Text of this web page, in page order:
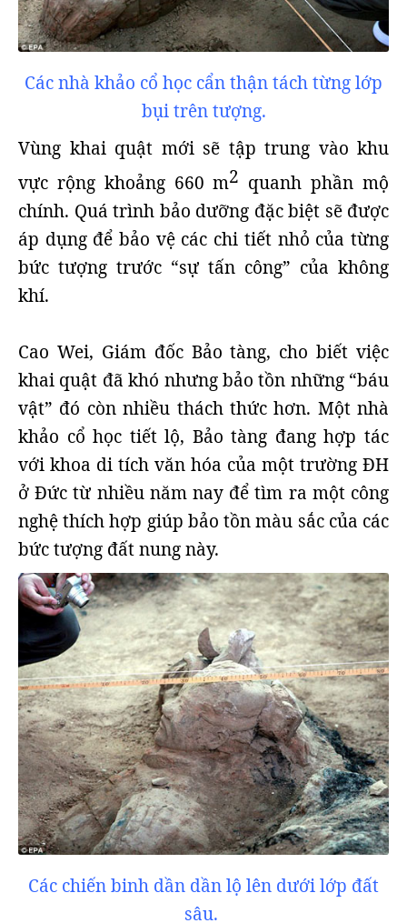
Các nhà khảo cổ học cẩn thận tách từng lớp
bụi trên tượng.
Vùng khai quật mới sẽ tập trung vào khu
vực rộng khoảng 660 m2 quanh phần mộ
chính. Quá trình bảo dưỡng đặc biệt sẽ được
áp dụng để bảo vệ các chi tiết nhỏ của từng
bức tượng trước “sự tấn công” của không
khí.
Cao Wei, Giám đốc Bảo tàng, cho biết việc
khai quật đã khó nhưng bảo tồn những “báu
vật” đó còn nhiều thách thức hơn. Một nhà
khảo cổ học tiết lộ, Bảo tàng đang hợp tác
với khoa di tích văn hóa của một trường ĐH
ở Đức từ nhiều năm nay để tìm ra một công
nghệ thích hợp giúp bảo tồn màu sắc của các
bức tượng đất nung này.
Các chiến binh dần dần lộ lên dưới lớp đất
sâu.